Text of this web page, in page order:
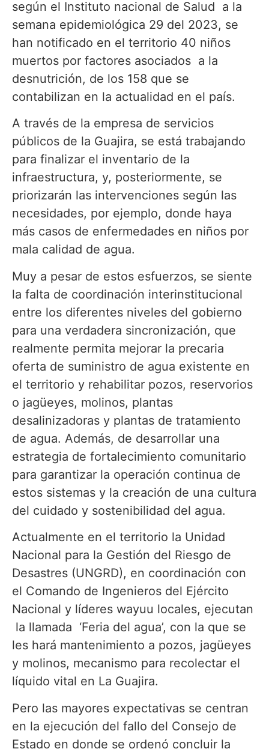
según el Instituto nacional de Salud a la
semana epidemiológica 29 del 2023, se
han notificado en el territorio 40 niños
muertos por factores asociados a la
desnutrición, de los 158 que se
contabilizan en la actualidad en el país.
A través de la empresa de servicios
públicos de la Guajira, se está trabajando
para finalizar el inventario de la
infraestructura, y, posteriormente, se
priorizarán las intervenciones según las
necesidades, por ejemplo, donde haya
más casos de enfermedades en niños por
mala calidad de agua.
Muy a pesar de estos esfuerzos, se siente
la falta de coordinación interinstitucional
entre los diferentes niveles del gobierno
para una verdadera sincronización, que
realmente permita mejorar la precaria
oferta de suministro de agua existente en
el territorio y rehabilitar pozos, reservorios
o jagüeyes, molinos, plantas
desalinizadoras y plantas de tratamiento
de agua. Además, de desarrollar una
estrategia de fortalecimiento comunitario
para garantizar la operación continua de
estos sistemas y la creación de una cultura
del cuidado y sostenibilidad del agua.
Actualmente en el territorio la Unidad
Nacional para la Gestión del Riesgo de
Desastres (UNGRD), en coordinación con
el Comando de Ingenieros del Ejército
Nacional y líderes wayuu locales, ejecutan
la llamada ‘Feria del agua’, con la que se
les hará mantenimiento a pozos, jagüeyes
y molinos, mecanismo para recolectar el
líquido vital en La Guajira.
Pero las mayores expectativas se centran
en la ejecución del fallo del Consejo de
Estado en donde se ordenó concluir la